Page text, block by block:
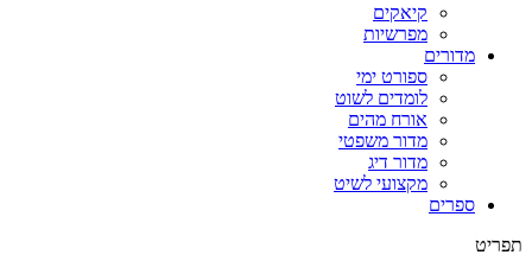
קיאקים
מפרשיות
מדורים
ספורט ימי
לומדים לשוט
אורח מהים
מדור משפטי
מדור דיג
מקצועי לשיט
ספרים
תפריט